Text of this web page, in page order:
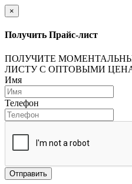
×
Получить Прайс-лист
ПОЛУЧИТЕ
ЛИСТУ С ОПТОВЫМИ
Имя
Телефон
Отправить